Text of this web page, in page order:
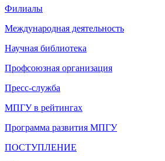
Филиалы
Международная деятельность
Научная библиотека
Профсоюзная организация
Пресс-служба
МПГУ в рейтингах
Программа развития МПГУ
ПОСТУПЛЕНИЕ